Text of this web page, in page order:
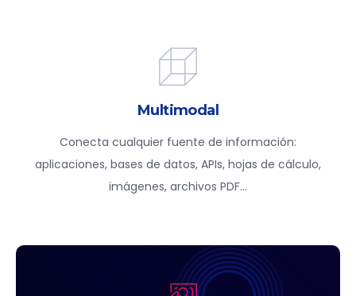
Multimodal
Conecta cualquier fuente de información:
aplicaciones, bases de datos, APIs, hojas de cálculo,
imágenes, archivos PDF…